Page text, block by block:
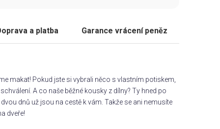
a platba Garance vrácení peněz
makat! Pokud jste si vybrali něco s vlastním potiskem,
A co naše běžné kousky z dílny? Ty hned po
dnů už jsou na cestě k vám. Takže se ani nemusíte
dveře!